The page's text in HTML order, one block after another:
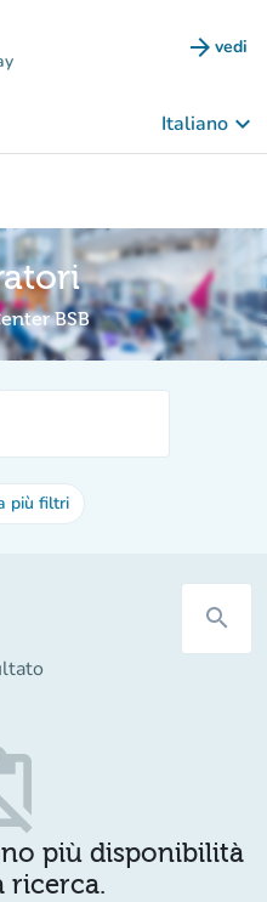
arrow_forward vedi
Italiano keyboard_arrow_down
BSB
più filtri
search
più disponibilità
ricerca.